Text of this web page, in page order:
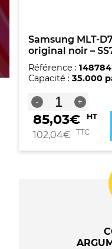
Samsung MLT-
original noir –
Référence : 148784
Capacité : 35.000
-
quantité
de
Samsung
MLT-
Cartouche
+
85,03€ HT
102,04€ TTC